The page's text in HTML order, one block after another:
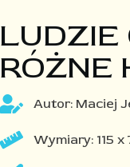
LUDZIE
RÓŻNE
Autor: Maciej
Wymiary: 115 x